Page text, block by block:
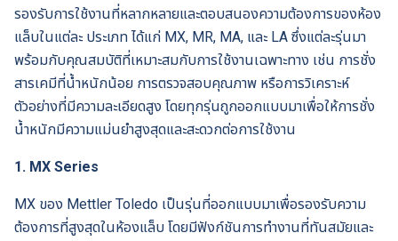
รองรับการใช้งานที่หลากหลายและตอบสนองความต้องการของห้อง
แล็บในแต่ละ ประเภท ได้แก่ MX, MR, MA, และ LA ซึ่งแต่ละรุ่นมา
พร้อมกับคุณสมบัติที่เหมาะสมกับการใช้งานเฉพาะทาง เช่น การชั่ง
สารเคมีที่น้ำหนักน้อย การตรวจสอบคุณภาพ หรือการวิเคราะห์
ตัวอย่างที่มีความละเอียดสูง โดยทุกรุ่นถูกออกแบบมาเพื่อให้การชั่ง
น้ำหนักมีความแม่นยำสูงสุดและสะดวกต่อการใช้งาน
1. MX Series
MX ของ Mettler Toledo เป็นรุ่นที่ออกแบบมาเพื่อรองรับความ
ต้องการที่สูงสุดในห้องแล็บ โดยมีฟังก์ชันการทำงานที่ทันสมัยและ